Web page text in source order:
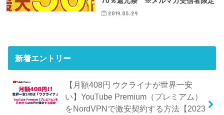
2019.05.29
新着エントリー
【月額408円 ウクライナが世界一安
い】YouTube Premium（プレミアム）
をNordVPNで激安契約する方法【2023